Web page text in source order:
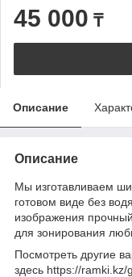
45 000 ₸
Описание
Описание
Мы изготавливаем
готовом виде без
изображения
для зонирования
Посмотреть другие
здесь https://